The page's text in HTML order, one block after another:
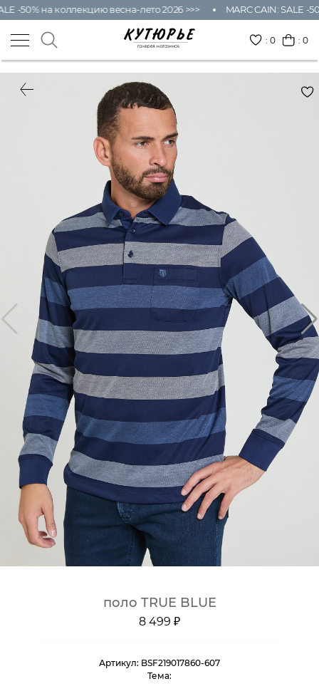
-50% на коллекцию весна-лето 2026 >>> MARC CAIN: SALE -
:0 : 0
поло TRUE BLUE
8 499 ₽
Артикул: BSF219017860-607
Тема: